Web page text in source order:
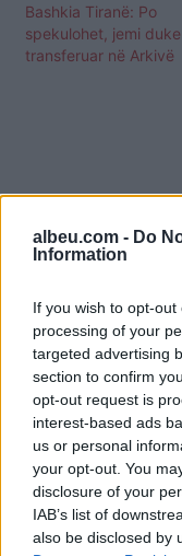
albeu.com - Do
Information
If you wish to opt-
processing of your
targeted advertising
section to confirm
opt-out request is
interest-based ads
us or personal
your opt-out. You
disclosure of your
IAB’s list of
also be disclosed by
Bashkia Tiranë: Po
spekulohet, jemi duke
transferuar në Arkivë
Tags:
bashkisë së
dosjet ,